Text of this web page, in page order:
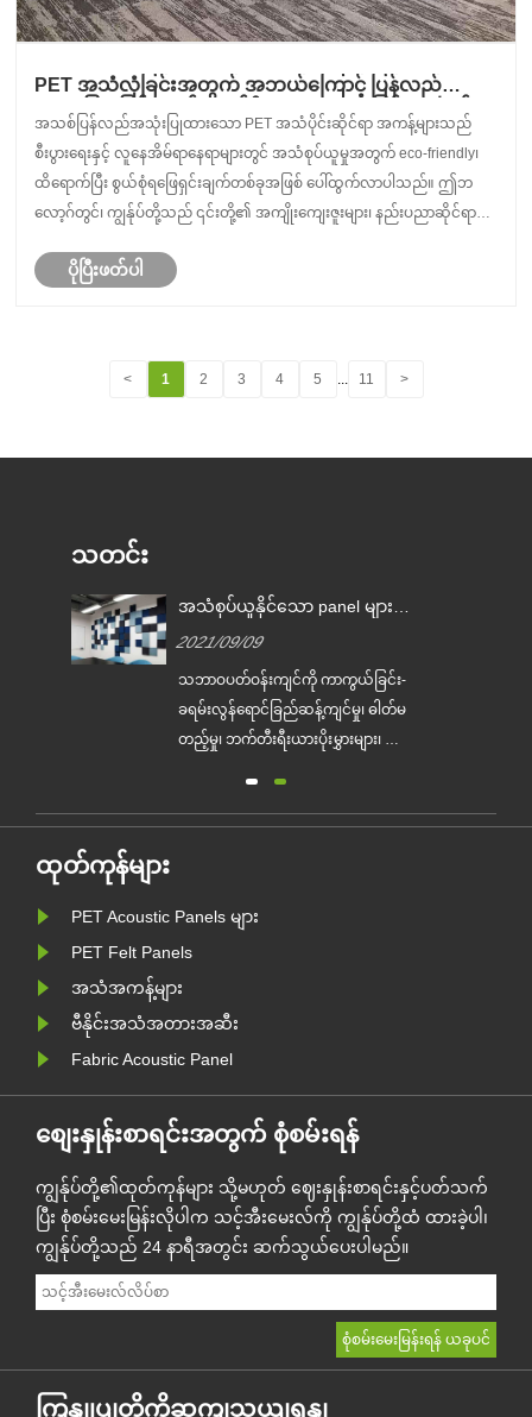
PET အသံလုံခြင်းအတွက် အဘယ်ကြောင့် ပြန်လည်
အသုံးပြုရခြင်းသည် ခေတ်မီသော အသံလုံခြင်းအတွက်
အကောင်းဆုံးရွေးချယ်မှုဖြစ်သည်။
အသစ်ပြန်လည်အသုံးပြုထားသော PET အသံပိုင်းဆိုင်ရာ အကန့်များသည်
စီးပွားရေးနှင့် လူနေအိမ်ရာနေရာများတွင် အသံစုပ်ယူမှုအတွက် eco-friendly၊
ထိရောက်ပြီး စွယ်စုံရဖြေရှင်းချက်တစ်ခုအဖြစ် ပေါ်ထွက်လာပါသည်။ ဤဘ
လော့ဂ်တွင်၊ ကျွန်ုပ်တို့သည် ၎င်းတို့၏ အကျိုးကျေးဇူးများ၊ နည်းပညာဆိုင်ရာ
ပိုပြီးဖတ်ပါ
< 1 2 3 4 5 11 >
သတင်း
အသံစုပ်ယူနိုင်သော panel များ၏
2021/09/09
သဘာဝပတ်ဝန်းကျင်ကို ကာကွယ်ခြင်း-
ခရမ်းလွန်ရောင်ခြည်ဆန့်ကျင်မှု၊ ဓါတ်မ
တည့်မှု၊ ဘက်တီးရီးယားပိုးမွှားများ၊ ဖော်
ထုတ်ကုန်များ
PET Acoustic Panels များ
PET Felt Panels
အသံအကန့်များ
ဗီနိုင်းအသံအတားအဆီး
Fabric Acoustic Panel
စျေးနှုန်းစာရင်းအတွက် စုံစမ်းရန်
ကျွန်ုပ်တို့၏ထုတ်ကုန်များ သို့မဟုတ် ဈေးနှုန်းစာရင်းနှင့်ပတ်သက်
ပြီး စုံစမ်းမေးမြန်းလိုပါက သင့်အီးမေးလ်ကို ကျွန်ုပ်တို့ထံ ထားခဲ့ပါ၊
ကျွန်ုပ်တို့သည် 24 နာရီအတွင်း ဆက်သွယ်ပေးပါမည်။
ကြှနျုပျတို့ကိုဆကျသှယျရနျ